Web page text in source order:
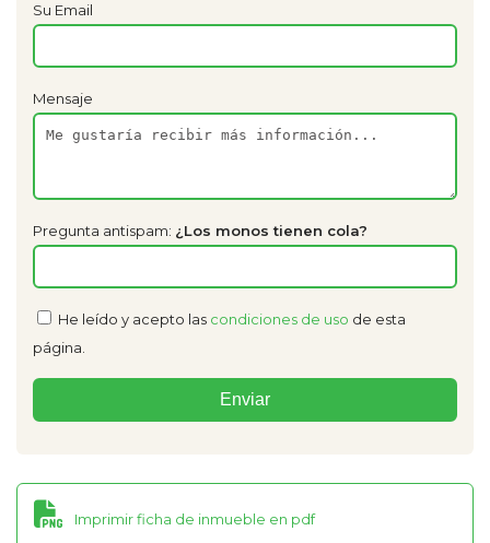
Su Email
Mensaje
Pregunta antispam: ¿Los monos tienen cola?
He leído y acepto las condiciones de uso de esta
página.
Imprimir ficha de inmueble en pdf